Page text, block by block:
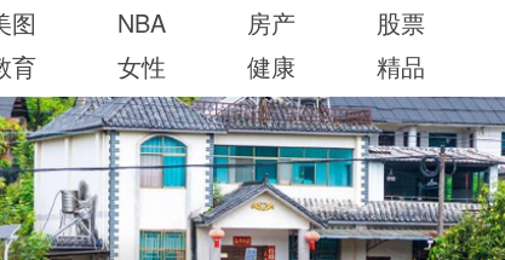
图
NBA 房产 股票
育
女性 健康 精品